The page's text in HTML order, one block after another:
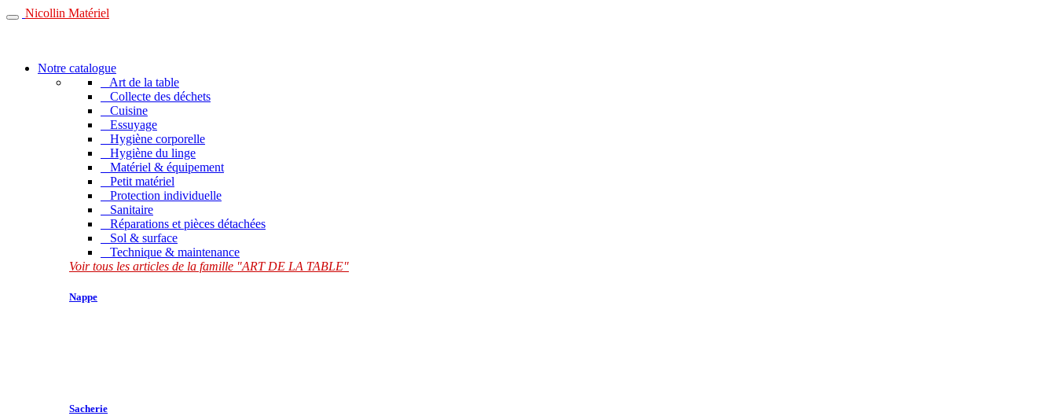
Nicollin Matériel
Notre catalogue
Art de la table
Collecte des déchets
Cuisine
Essuyage
Hygiène corporelle
Hygiène du linge
Matériel & équipement
Petit matériel
Protection individuelle
Sanitaire
Réparations et pièces détachées
Sol & surface
Technique & maintenance
Voir tous les articles de la famille "ART DE LA TABLE"
Nappe
Sacherie